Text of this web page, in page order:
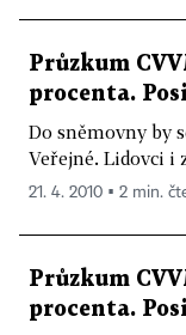
Průzkum
procenta.
Do sněmovny by
Veřejné. Lidovci i
21. 4. 2010 ▪ 2 min.
Průzkum
procenta.